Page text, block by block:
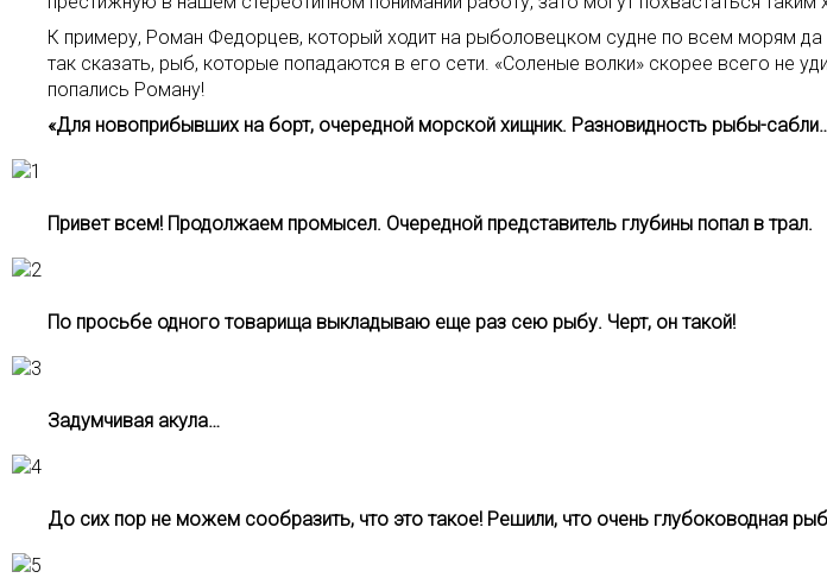
К примеру, Роман Федорцев, который ходит на рыболовецком судне по всем морям
так сказать, рыб, которые попадаются в его сети. «Соленые волки» скорее всего не
попались Роману!
«Для новоприбывших на борт, очередной морской хищник. Разновидность рыбы-
Привет всем! Продолжаем промысел. Очередной представитель глубины попал в трал.
По просьбе одного товарища выкладываю еще раз сею рыбу. Черт, он такой!
Задумчивая акула…
До сих пор не можем сообразить, что это такое! Решили, что очень глубоководная